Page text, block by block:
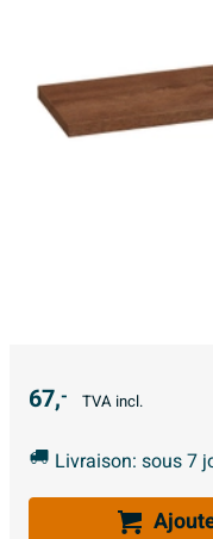
67,- TVA incl.
Livraison: sous 7